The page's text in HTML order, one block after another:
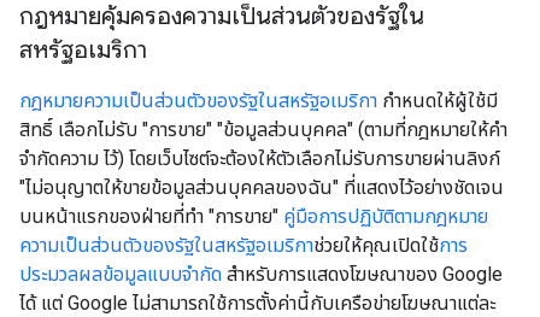
กฎหมายคุ้มครองความเป็นส่วนตัวของรัฐใน
สหรัฐอเมริกา
กฎหมายความเป็นส่วนตัวของรัฐในสหรัฐอเมริกา กำหนดให้ผู้ใช้มี
สิทธิ์ เลือกไม่รับ "การขาย" "ข้อมูลส่วนบุคคล" (ตามที่กฎหมายให้คำ
จำกัดความ ไว้) โดยเว็บไซต์จะต้องให้ตัวเลือกไม่รับการขายผ่านลิงก์
"ไม่อนุญาตให้ขายข้อมูลส่วนบุคคลของฉัน" ที่แสดงไว้อย่างชัดเจน
บนหน้าแรกของฝ่ายที่ทำ "การขาย" คู่มือการปฏิบัติตามกฎหมาย
ความเป็นส่วนตัวของรัฐในสหรัฐอเมริกาช่วยให้คุณเปิดใช้การ
ประมวลผลข้อมูลแบบจำกัด สำหรับการแสดงโฆษณาของ Google
ได้ แต่ Google ไม่สามารถใช้การตั้งค่านี้กับเครือข่ายโฆษณาแต่ละ